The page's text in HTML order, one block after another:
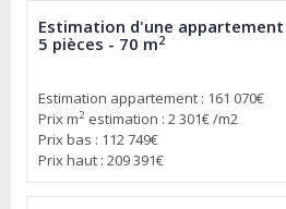
Estimation d'une appartement
5 pièces - 70 m2
Estimation appartement : 161 070€
Prix m2 estimation : 2 301€ /m2
Prix bas : 112 749€
Prix haut : 209 391€